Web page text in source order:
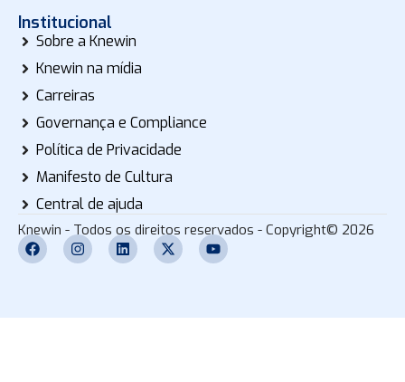
Institucional
Sobre a Knewin
Knewin na mídia
Carreiras
Governança e Compliance
Política de Privacidade
Manifesto de Cultura
Central de ajuda
Knewin - Todos os direitos reservados - Copyright© 2026